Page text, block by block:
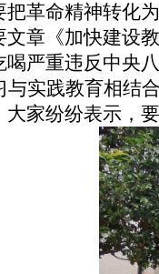
革命精神转化
章《加快建设
严重违反中央
与实践教育相结
家纷纷表示，